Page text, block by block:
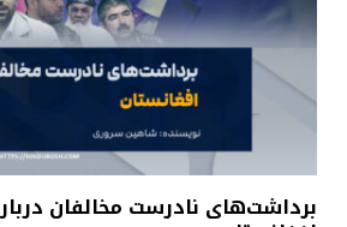
برداشت‌های نادرست مخالفان